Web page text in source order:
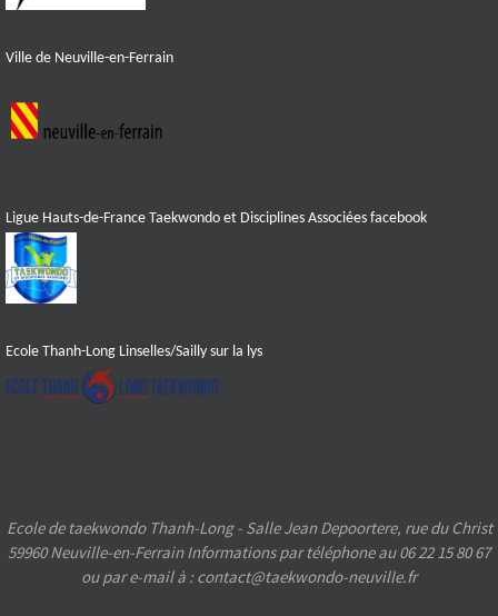
Ville de Neuville-en-Ferrain
Ligue Hauts-de-France Taekwondo et Disciplines Associées facebook
Ecole Thanh-Long Linselles/Sailly sur la lys
Ecole de taekwondo Thanh-Long - Salle Jean Depoortere, rue du Christ
59960 Neuville-en-Ferrain Informations par téléphone au 06 22 15 80 67
ou par e-mail à : contact@taekwondo-neuville.fr